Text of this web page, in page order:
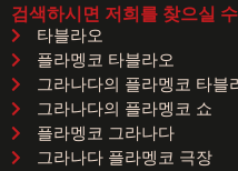
검색하시면 저희를 찾으실
타블라오
플라멩코 타블라오
그라나다의 플라멩코 타블
그라나다의 플라멩코 쇼
플라멩코 그라나다
그라나다 플라멩코 극장